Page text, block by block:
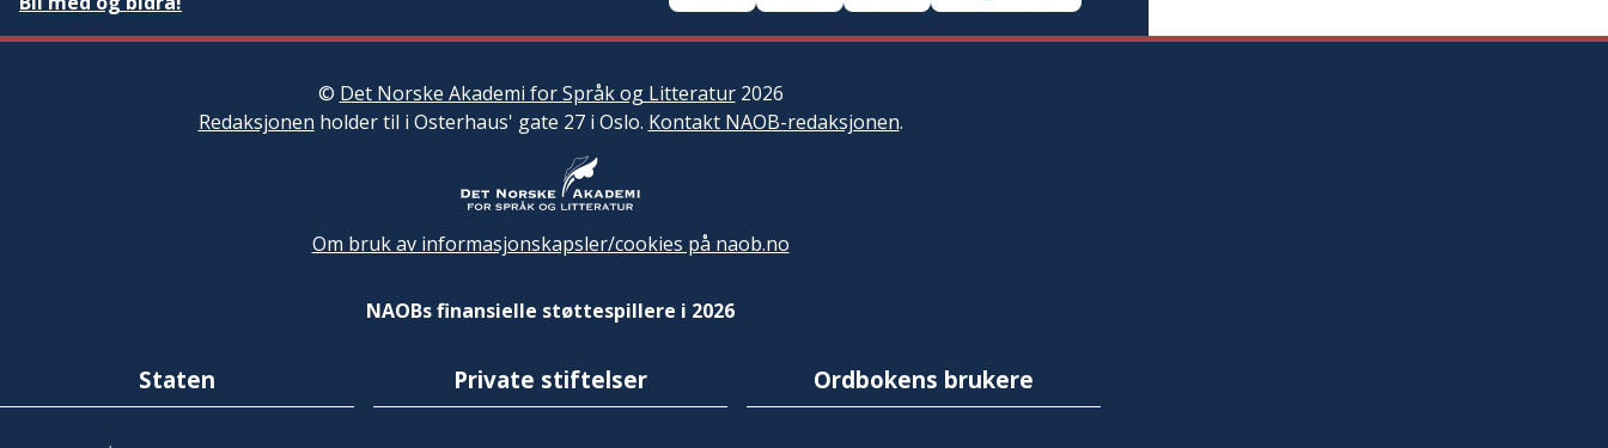
© Det Norske Akademi for Språk og Litteratur2026
Redaksjonen holder til i Osterhaus' gate 27 i Oslo. Kontakt NAOB-redaksjonen.
Om bruk av informasjonskapsler/cookies på naob.no
NAOBs finansielle støttespillere i 2026
Staten Private stiftelser Ordbokens brukere